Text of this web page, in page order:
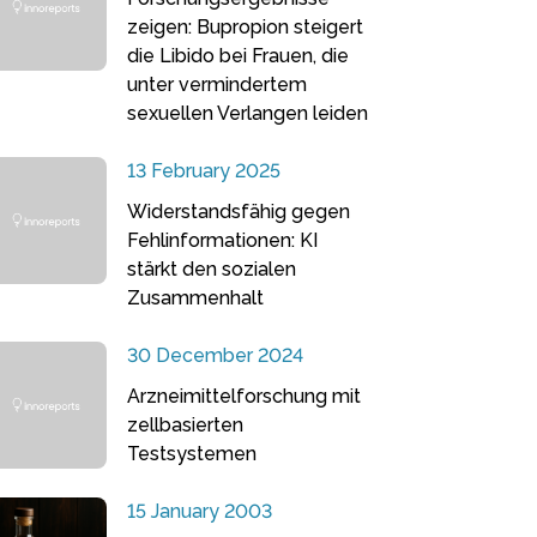
zeigen: Bupropion steigert
die Libido bei Frauen, die
unter vermindertem
sexuellen Verlangen leiden
13 February 2025
Widerstandsfähig gegen
Fehlinformationen: KI
stärkt den sozialen
Zusammenhalt
30 December 2024
Arzneimittelforschung mit
zellbasierten
Testsystemen
15 January 2003